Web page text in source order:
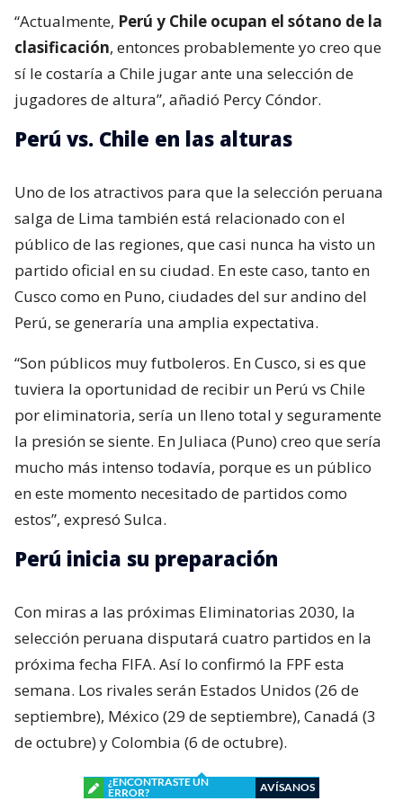
“Actualmente, Perú y Chile ocupan el sótano de la
clasificación, entonces probablemente yo creo que
sí le costaría a Chile jugar ante una selección de
jugadores de altura”, añadió Percy Cóndor.
Perú vs. Chile en las alturas
Uno de los atractivos para que la selección peruana
salga de Lima también está relacionado con el
público de las regiones, que casi nunca ha visto un
partido oficial en su ciudad. En este caso, tanto en
Cusco como en Puno, ciudades del sur andino del
Perú, se generaría una amplia expectativa.
“Son públicos muy futboleros. En Cusco, si es que
tuviera la oportunidad de recibir un Perú vs Chile
por eliminatoria, sería un lleno total y seguramente
la presión se siente. En Juliaca (Puno) creo que sería
mucho más intenso todavía, porque es un público
en este momento necesitado de partidos como
estos”, expresó Sulca.
Perú inicia su preparación
Con miras a las próximas Eliminatorias 2030, la
selección peruana disputará cuatro partidos en la
próxima fecha FIFA. Así lo confirmó la FPF esta
semana. Los rivales serán Estados Unidos (26 de
septiembre), México (29 de septiembre), Canadá (3
de octubre) y Colombia (6 de octubre).
¿ENCONTRASTE UN
ERROR?
AVÍSANOS